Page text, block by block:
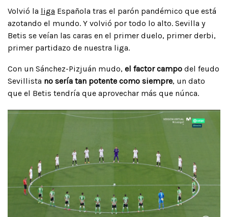
Volvió la liga Española tras el parón pandémico que está
azotando el mundo. Y volvió por todo lo alto. Sevilla y
Betis se veían las caras en el primer duelo, primer derbi,
primer partidazo de nuestra liga.
Con un Sánchez-Pizjuán mudo, el factor campo del feudo
Sevillista no sería tan potente como siempre, un dato
que el Betis tendría que aprovechar más que núnca.